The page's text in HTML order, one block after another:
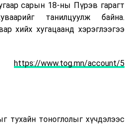
сарын 18-ны Пүрэв гарагт
танилцуулж байна.
хийх хугацаанд хэрэглээгээ
https://www.tog.mn/account/5
тухайн тоноглолыг хүчдэлээс